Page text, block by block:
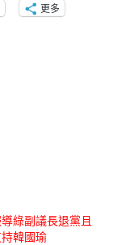
更多
綠副議長退黨且
韓國瑜